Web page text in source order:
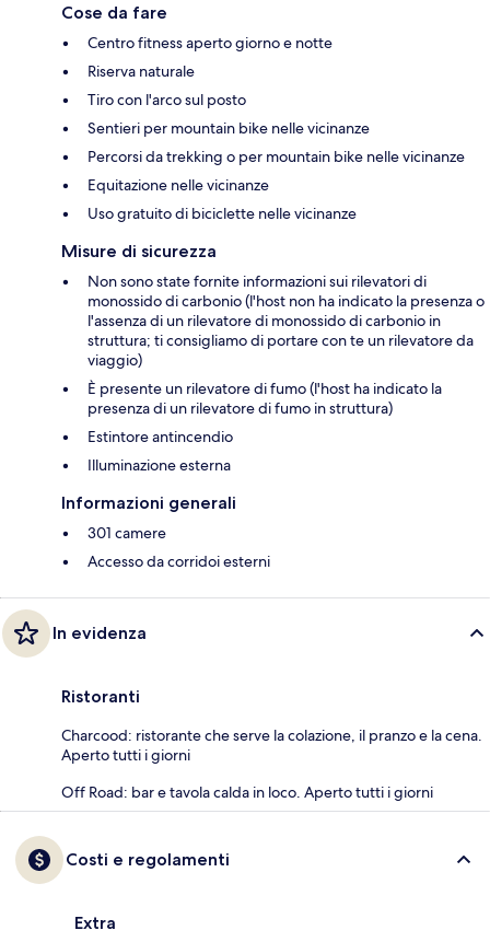
Cose da fare
Centro fitness aperto giorno e notte
Riserva naturale
Tiro con l'arco sul posto
Sentieri per mountain bike nelle vicinanze
Percorsi da trekking o per mountain bike nelle vicinanze
Equitazione nelle vicinanze
Uso gratuito di biciclette nelle vicinanze
Misure di sicurezza
Non sono state fornite informazioni sui rilevatori di
monossido di carbonio (l'host non ha indicato la presenza o
l'assenza di un rilevatore di monossido di carbonio in
struttura; ti consigliamo di portare con te un rilevatore da
viaggio)
È presente un rilevatore di fumo (l'host ha indicato la
presenza di un rilevatore di fumo in struttura)
Estintore antincendio
Illuminazione esterna
Informazioni generali
301 camere
Accesso da corridoi esterni
In evidenza
Ristoranti
Charcood: ristorante che serve la colazione, il pranzo e la cena.
Aperto tutti i giorni
Off Road: bar e tavola calda in loco. Aperto tutti i giorni
Costi e regolamenti
Extra